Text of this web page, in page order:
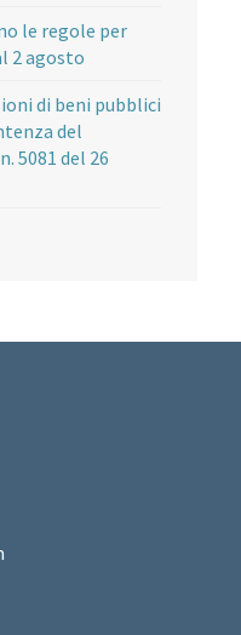
le regole per
2 agosto
di beni pubblici
del
5081 del 26